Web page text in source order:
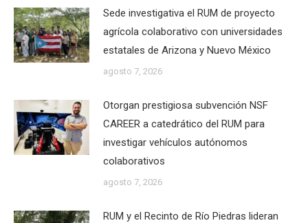
Sede investigativa el RUM de proyecto
agrícola colaborativo con universidades
estatales de Arizona y Nuevo México
agosto 7, 2026
Otorgan prestigiosa subvención NSF
CAREER a catedrático del RUM para
investigar vehículos autónomos
colaborativos
agosto 7, 2026
RUM y el Recinto de Río Piedras lideran